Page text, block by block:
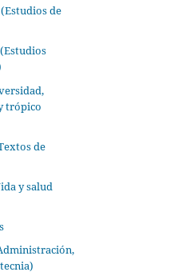
de
trópico
de
y salud